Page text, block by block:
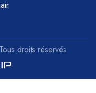
droits réservés